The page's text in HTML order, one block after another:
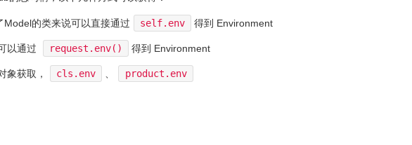
的类来说可以直接通过 self.env 得到 Environment
以通过 request.env() 得到 Environment
象获取， cls.env product.env